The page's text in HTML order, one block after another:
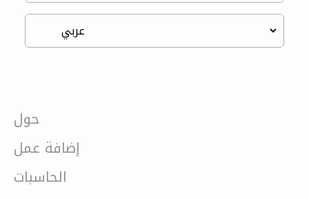
حول
إضافة عمل
الحاسبات